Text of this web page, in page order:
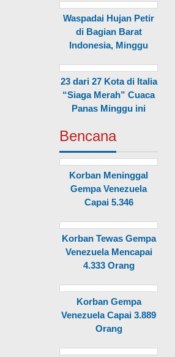
Waspadai Hujan Petir
di Bagian Barat
Indonesia, Minggu
23 dari 27 Kota di Italia
“Siaga Merah” Cuaca
Panas Minggu ini
Bencana
Korban Meninggal
Gempa Venezuela
Capai 5.346
Korban Tewas Gempa
Venezuela Mencapai
4.333 Orang
Korban Gempa
Venezuela Capai 3.889
Orang